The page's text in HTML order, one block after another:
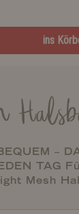
ins
–
TAG
Mesh